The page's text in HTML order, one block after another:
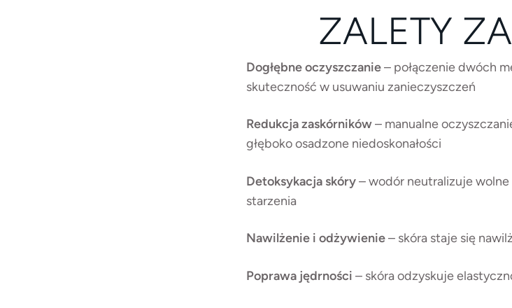
ZALETY
Dogłębne oczyszczanie– połączenie dwóch
skuteczność w usuwaniu zanieczyszczeń
Redukcja zaskórników– manualne
głęboko osadzone niedoskonałości
Detoksykacja skóry– wodór neutralizuje
starzenia
Nawilżenie i odżywienie– skóra staje się
Poprawa jędrności – skóra odzyskuje